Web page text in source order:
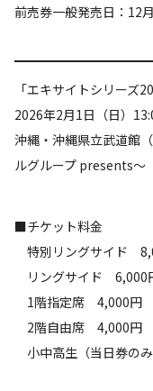
前売券一般発売日：12
「エキサイトシリーズ
2026年2月1日（日）
沖縄・沖縄県立武道館
ルグループ presents～
■チケット料金
特別リングサイド
リングサイド 6,000
1階指定席 4,000円
2階自由席 4,000円
小中高生（当日券の